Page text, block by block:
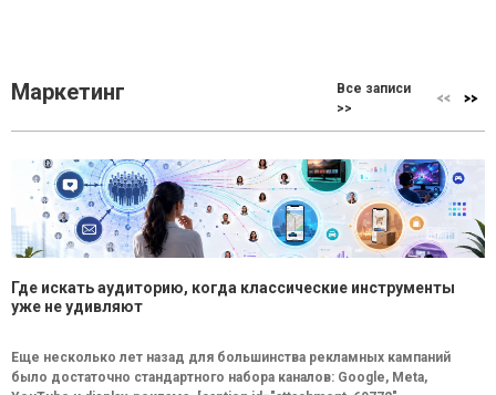
Маркетинг
Все записи
>>
Где искать аудиторию, когда классические инструменты
уже не удивляют
Еще несколько лет назад для большинства рекламных кампаний
было достаточно стандартного набора каналов: Google, Meta,